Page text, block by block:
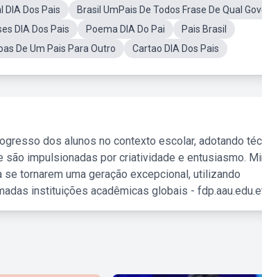
DIA Dos Pais
Brasil UmPais De Todos Frase De Qual
DIA Dos Pais Poema DIA Do Pai
Pais Brasil
De Um Pais Para Outro Cartao DIA Dos Pais
dos alunos no contexto escolar, adotando
impulsionadas por criatividade e entusiasmo.
tornarem uma geração excepcional, utilizando
instituições acadêmicas globais -